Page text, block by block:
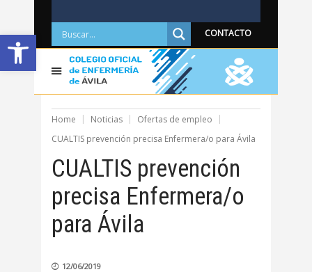
Abrir barra de herramientas CONTACTO
Home Noticias
Ofertas de empleo
CUALTIS prevención precisa Enfermera/o para Ávila
CUALTIS prevención
precisa Enfermera/o
para Ávila
12/06/2019